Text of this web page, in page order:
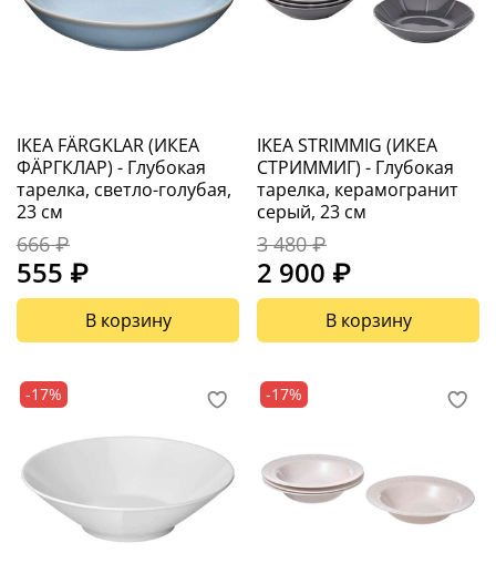
IKEA FÄRGKLAR (ИКЕА
ФÄРГКЛАР) - Глубокая
тарелка, светло-голубая,
23 см
666 ₽
555 ₽
В корзину
IKEA STRIMMIG (ИКЕА
СТРИММИГ) - Глубокая
тарелка, керамогранит
серый, 23 см
3 480 ₽
2 900 ₽
В корзину
-17% -17%